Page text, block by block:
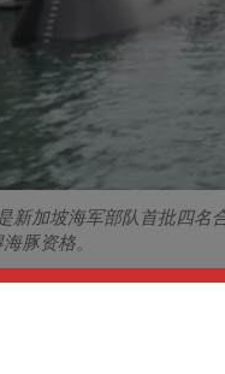
新加坡海军部队首批四名
豚资格。
队的新型长胜级潜水